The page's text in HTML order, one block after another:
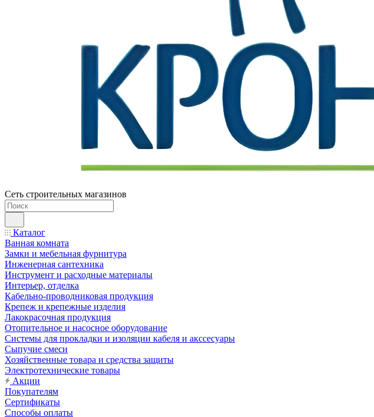
Сеть строительных магазинов
Каталог
Ванная комната
Замки и мебельная фурнитура
Инженерная сантехника
Инструмент и расходные материалы
Интерьер, отделка
Кабельно-проводниковая продукция
Крепеж и крепежные изделия
Лакокрасочная продукция
Отопительное и насосное оборудование
Системы для прокладки и изоляции кабеля и акссесуары
Сыпучие смеси
Хозяйственные товара и средства защиты
Электротехнические товары
Акции
Покупателям
Сертификаты
Способы оплаты